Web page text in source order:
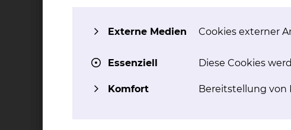
Qualifikation
Externe Medien Cookies externer
Essenziell Diese Cookies
Komfort Bereitstellung von